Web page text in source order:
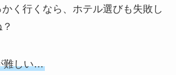
く行くなら、ホテル選びも失敗し
難しい…